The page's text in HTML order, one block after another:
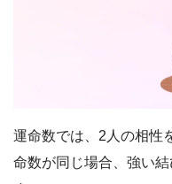
運命数では、2人の相性
命数が同じ場合、強い